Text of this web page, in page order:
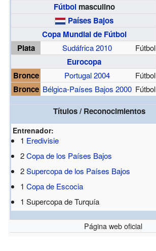
Fútbolmasculino
Países Bajos
Copa Mundial de Fútbol
Plata
Sudáfrica 2010 Fútbol
Eurocopa
Bronce
Portugal 2004 Fútbol
Bronce Bélgica-Países Bajos 2000 Fútbol
Títulos / Reconocimientos
Entrenador:
1 Eredivisie
2Copa de los Países Bajos
2Supercopa de los Países Bajos
1Copa de Escocia
1 Supercopa de Turquía
Página web oficial